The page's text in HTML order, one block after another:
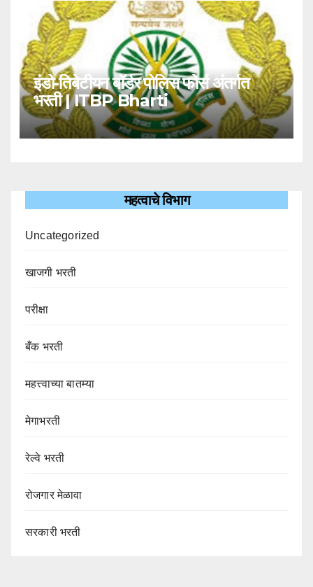
इंडो-तिबेटीयन बॉर्डर पोलिस फोर्स अंतर्गत
भरती | ITBP Bharti
महत्वाचे विभाग
Uncategorized
खाजगी भरती
परीक्षा
बँक भरती
महत्त्वाच्या बातम्या
मेगाभरती
रेल्वे भरती
रोजगार मेळावा
सरकारी भरती